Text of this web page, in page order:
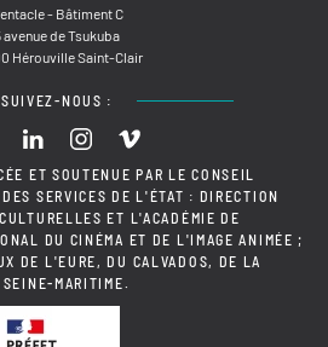
- Bâtiment C
avenue de Tsukuba
Hérouville Saint-Clair
SUIVEZ-NOUS :
ET SOUTENUE PAR LE CONSEIL
SERVICES DE L'ÉTAT : DIRECTION
ET L'ACADÉMIE DE
DU CINÉMA ET DE L'IMAGE ANIMÉE ;
DE L'EURE, DU CALVADOS, DE LA
MARITIME.